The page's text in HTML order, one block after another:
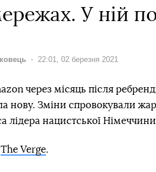
У ній
Дата:
22:01, 02 березня 2021
через місяць після
нову. Зміни спровокували
лідера нацистської
The Verge.